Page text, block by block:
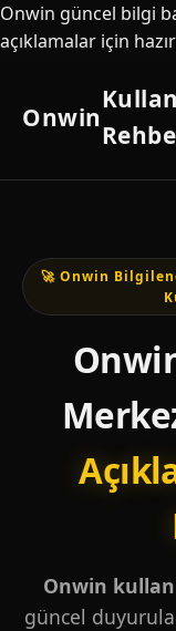
Onwin güncel bilgi
açıklamalar için
Onwin
🚀 Onwin
Onwin
güncel